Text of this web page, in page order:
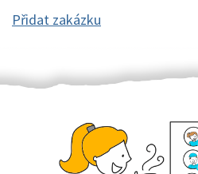
Přidat zakázku